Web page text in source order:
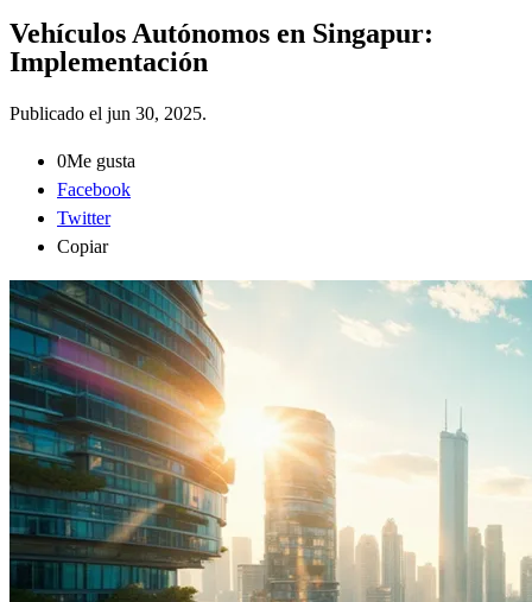
Vehículos Autónomos en Singapur:
Implementación
Publicado el jun 30, 2025.
0Me gusta
Facebook
Twitter
Copiar